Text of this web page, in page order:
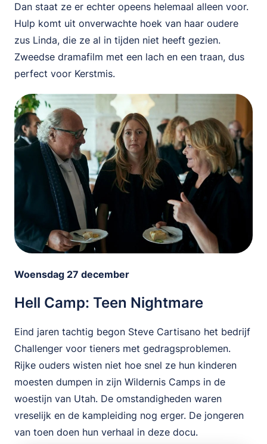
Dan staat ze er echter opeens helemaal alleen voor.
Hulp komt uit onverwachte hoek van haar oudere
zus Linda, die ze al in tijden niet heeft gezien.
Zweedse dramafilm met een lach en een traan, dus
perfect voor Kerstmis.
Woensdag 27 december
Hell Camp: Teen Nightmare
Eind jaren tachtig begon Steve Cartisano het bedrijf
Challenger voor tieners met gedragsproblemen.
Rijke ouders wisten niet hoe snel ze hun kinderen
moesten dumpen in zijn Wildernis Camps in de
woestijn van Utah. De omstandigheden waren
vreselijk en de kampleiding nog erger. De jongeren
van toen doen hun verhaal in deze docu.